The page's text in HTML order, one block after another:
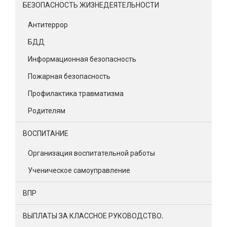
БЕЗОПАСНОСТЬ ЖИЗНЕДЕЯТЕЛЬНОСТИ
Антитеррор
БДД
Информационная безопасность
Пожарная безопасность
Профилактика травматизма
Родителям
ВОСПИТАНИЕ
Организация воспитательной работы
Ученическое самоуправление
ВПР
ВЫПЛАТЫ ЗА КЛАССНОЕ РУКОВОДСТВО.